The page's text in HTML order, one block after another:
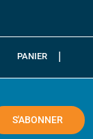
PANIER
S'ABONNER